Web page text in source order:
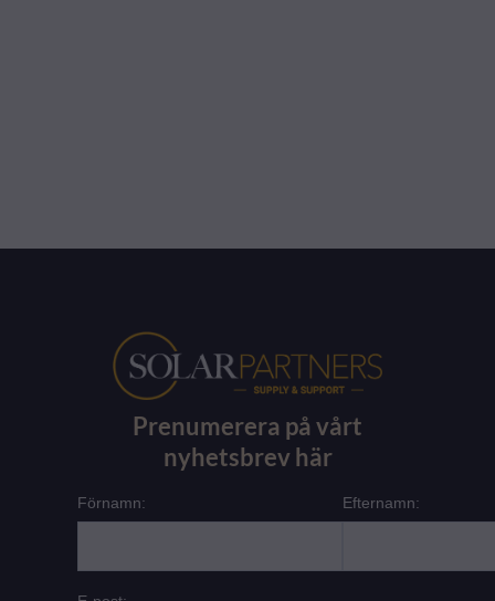
Prenumerera på vårt
nyhetsbrev här
Förnamn: Efternamn: